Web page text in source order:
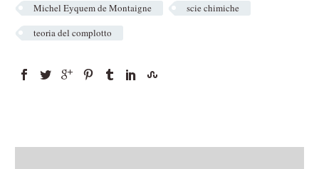
Michel Eyquem de Montaigne
scie chimiche
teoria del complotto